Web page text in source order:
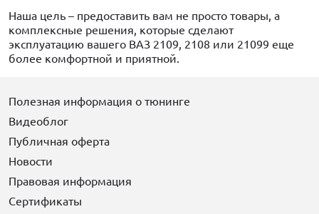
Наша цель – предоставить вам не просто товары, а
комплексные решения, которые сделают
эксплуатацию вашего ВАЗ 2109, 2108 или 21099 еще
более комфортной и приятной.
Полезная информация о тюнинге
Видеоблог
Публичная оферта
Новости
Правовая информация
Сертификаты